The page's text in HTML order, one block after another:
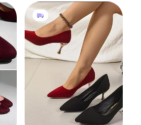
750 грн 5
Жіночі туфлі